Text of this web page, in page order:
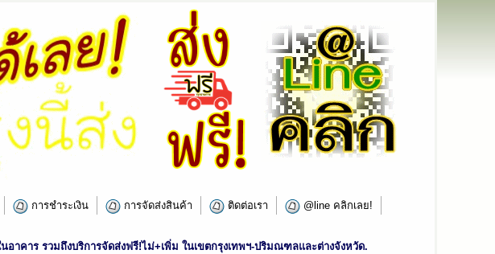
การชำระเงิน การจัดส่งสินค้า ติดต่อเรา @line คลิกเลย!
าคาร รวมถึงบริการจัดส่งฟรี!ไม่+เพิ่ม ในเขตกรุงเทพฯ-ปริมณฑลและต่างจังหวัด.